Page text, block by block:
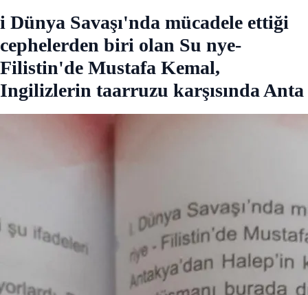
i Dünya Savaşı'nda mücadele ettiği
cephelerden biri olan Su nye-
Filistin'de Mustafa Kemal,
Ingilizlerin taarruzu karşısında Anta